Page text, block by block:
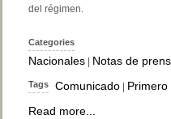
del régimen.
Categories
Nacionales Notas de
Tags Comunicado
Primero
Read more...